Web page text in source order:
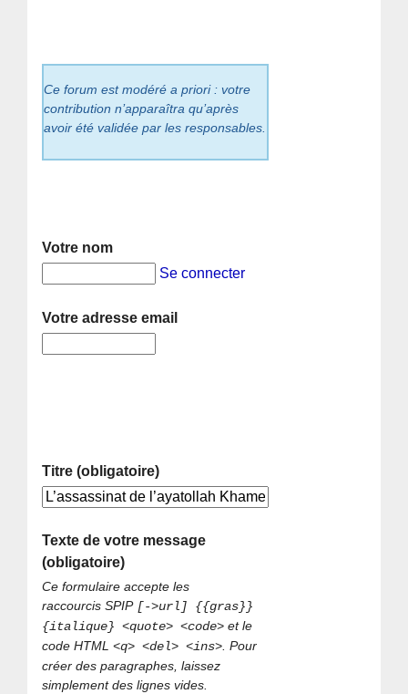
Ce forum est modéré a priori : votre
contribution n’apparaîtra qu’après
avoir été validée par les responsables.
Votre nom
Se connecter
Votre adresse email
Titre (obligatoire)
Texte de votre message
(obligatoire)
Ce formulaire accepte les
raccourcis SPIP [->url] {{gras}}
{italique} <quote> <code> et le
code HTML<q> <del> <ins>. Pour
créer des paragraphes, laissez
simplement des lignes vides.